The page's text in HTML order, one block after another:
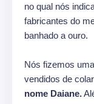
no qual nós
fabricantes do
banhado a ouro.
Nós fizemos
vendidos de
nome Daiane.